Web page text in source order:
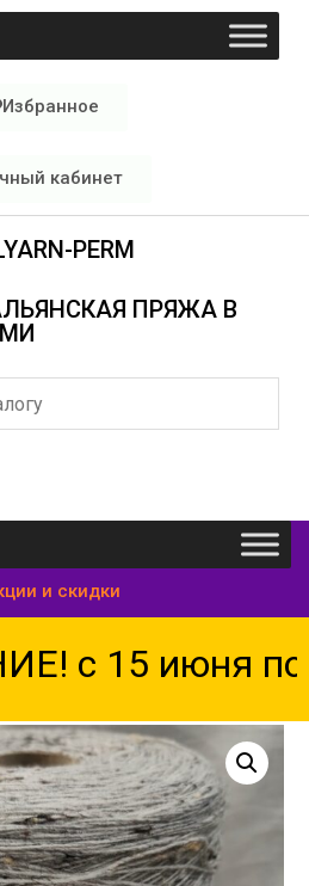
Избранное
кабинет
PERM
ПРЯЖА В
и скидки
с 15 июня по